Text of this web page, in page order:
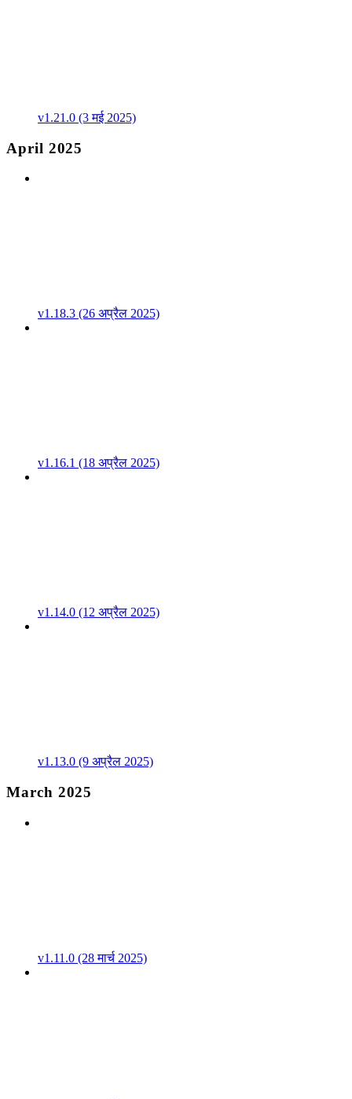
v1.21.0 (3 मई 2025)
April 2025
v1.18.3 (26 अप्रैल 2025)
v1.16.1 (18 अप्रैल 2025)
v1.14.0 (12 अप्रैल 2025)
v1.13.0 (9 अप्रैल 2025)
March 2025
v1.11.0 (28 मार्च 2025)